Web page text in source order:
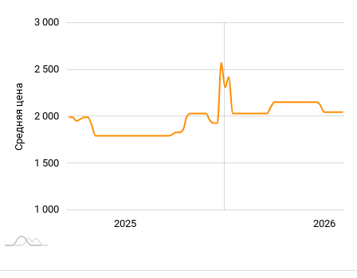
Средняя цена 1 400
1 000
2 000
3 000
2 500
1 500
2026
2025